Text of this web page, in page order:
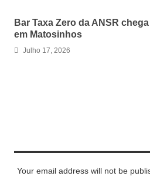
Bar Taxa Zero da ANSR
em Matosinhos
Julho 17, 2026
Your email address will not be